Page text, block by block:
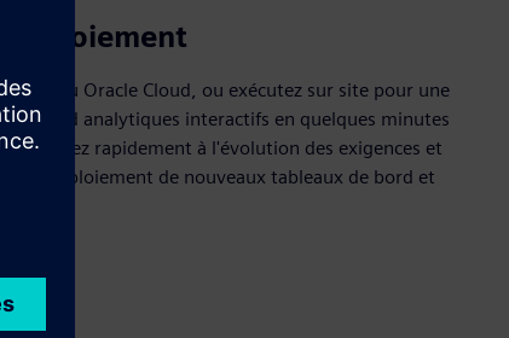
déploiement
ou Oracle Cloud, ou exécutez sur site pour une
de bord analytiques interactifs en quelques minutes
rapidement à l'évolution des exigences et
du déploiement de nouveaux tableaux de bord et